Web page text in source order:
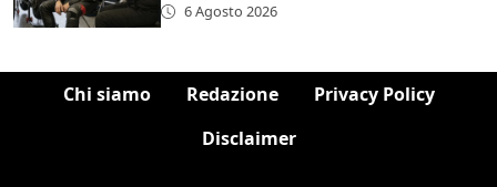
6 Agosto 2026
Chi siamo Redazione
Privacy Policy
Disclaimer